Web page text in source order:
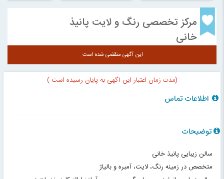
مرکز تخصصی رنگ و لایت پانیذ
خانی
این آگهی منقضی شده است.
(مدت زمان اعتبار این آگهی به پایان رسیده است.)
اطلاعات تماس
توضیحات
سالن زیبایی پانیذ خانی
متخصص در زمینه رنگ، لایت، آمبره و بالیاژ